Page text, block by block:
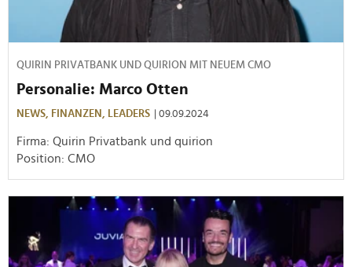
QUIRIN PRIVATBANK UND QUIRION MIT NEUEM CMO
Personalie: Marco Otten
NEWS, FINANZEN, LEADERS | 09.09.2024
Firma: Quirin Privatbank und quirion
Position: CMO